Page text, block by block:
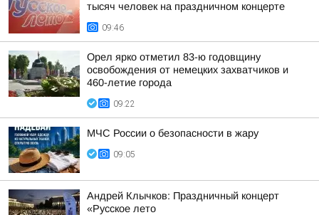
тысяч человек на праздничном концерте
09:46
Орел ярко отметил 83-ю годовщину
освобождения от немецких захватчиков и
460-летие города
09:22
МЧС России о безопасности в жару
09:05
Андрей Клычков: Праздничный концерт
«Русское лето